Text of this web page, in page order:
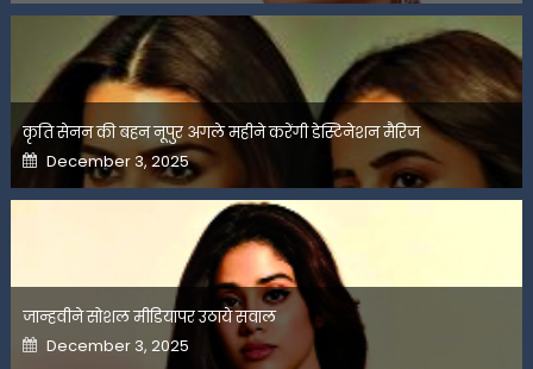
कृति सेनन की बहन नूपुर अगले महीने करेंगी डेस्टिनेशन मैरिज
Posted
on
December 3, 2025
जान्हवीने सोशल मीडियापर उठाये सवाल
Posted
on
December 3, 2025